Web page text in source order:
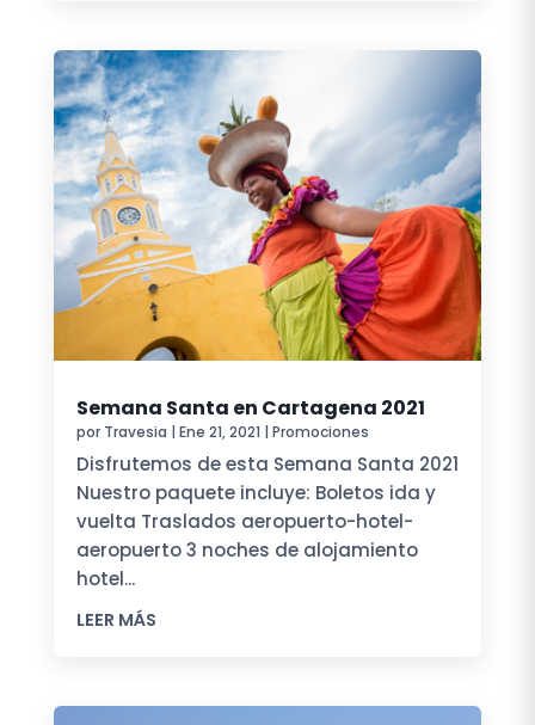
Semana Santa en Cartagena 2021
por Travesia | Ene 21, 2021 | Promociones
Disfrutemos de esta Semana Santa 2021
Nuestro paquete incluye: Boletos ida y
vuelta Traslados aeropuerto-hotel-
aeropuerto 3 noches de alojamiento
hotel...
LEER MÁS